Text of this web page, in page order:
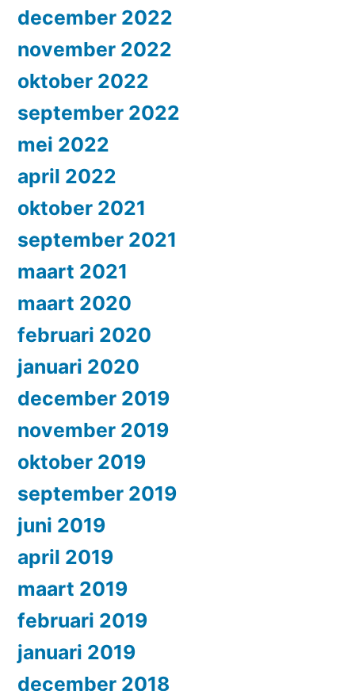
december 2022
november 2022
oktober 2022
september 2022
mei 2022
april 2022
oktober 2021
september 2021
maart 2021
maart 2020
februari 2020
januari 2020
december 2019
november 2019
oktober 2019
september 2019
juni 2019
april 2019
maart 2019
februari 2019
januari 2019
december 2018